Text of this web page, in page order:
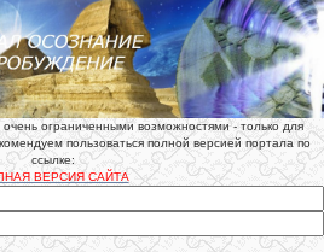
ограниченными возможностями - только для
пользоваться полной версией портала по
ссылке:
ВЕРСИЯ САЙТА